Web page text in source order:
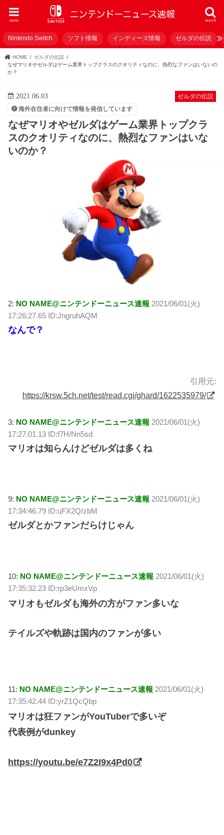
search
menu
Nintendo Switch ソフト情報 インディーズ情報 ゼルダの伝説
HOME
ゼルダの伝説
なぜマリオやゼルダはゲーム業界トップクラスのクオリティなのに、熱烈なファンはいないの
か？
ゼルダの伝説
2021.06.03
海外在住者に向けて情報を発信しています
なぜマリオやゼルダはゲーム業界トップクラ
スのクオリティなのに、熱烈なファンはいな
いのか？
2: NO NAME@ニンテンドーニュース速報 2021/06/01(火)
17:26:27.65 ID:JngruhAQM
なんで？
引用元:
https://krsw.5ch.net/test/read.cgi/ghard/1622535979/
3: NO NAME@ニンテンドーニュース速報 2021/06/01(火)
17:27:01.13 ID:f7H/Nn5sd
マリオは知らんけどゼルダは多くね
9: NO NAME@ニンテンドーニュース速報 2021/06/01(火)
17:34:46.79 ID:uFX2Q/zbM
ゼルダとかファンだらけじゃん
10: NO NAME@ニンテンドーニュース速報 2021/06/01(火)
17:35:32.23 ID:rp3eUmxVp
マリオもゼルダも海外の方がファン多いな
テイルズや軌跡は国内のファンが多い
11: NO NAME@ニンテンドーニュース速報 2021/06/01(火)
17:35:42.44 ID:yrZ1QcQbp
マリオは狂ファンがYouTuberで多いぞ
代表例がdunkey
https://youtu.be/e7Z2I9x4Pd0